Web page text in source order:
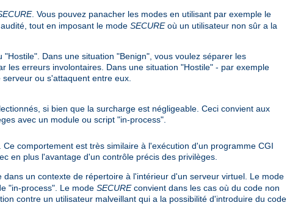
. Vous pouvez panacher les modes en utilisant par exemple le
tout en imposant le mode SECUREoù un utilisateur non sûr a la
Dans une situation "Benign", vous voulez séparer les
les erreurs involontaires. Dans une situation "Hostile" - par exemple
ou s'attaquent entre eux.
si bien que la surcharge est négligeable. Ceci convient aux
avec un module ou script "in-process".
comportement est très similaire à l'exécution d'un programme CGI
en plus l'avantage d'un contrôle précis des privilèges.
un contexte de répertoire à l'intérieur d'un serveur virtuel. Le mode
"in-process". Le mode SECUREconvient dans les cas où du code non
contre un utilisateur malveillant qui a la possibilité d'introduire du code